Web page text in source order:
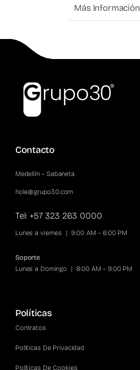
Más Información
Contacto
Medellín – Sabaneta
hola@grupo30.com
Tel: +57 323 263 0000
Lunes a viernes | 9:00 AM – 6:00 PM
Soporte
Lunes a Domingo | 8:00 AM – 9:00 PM
Políticas
Contratos
Políticas De Privacidad
Políticas De Cookies